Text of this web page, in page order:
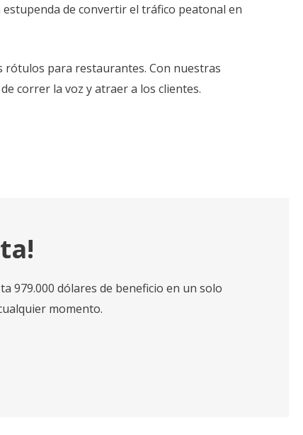
estupenda de convertir el tráfico peatonal en
rótulos para restaurantes. Con nuestras
correr la voz y atraer a los clientes.
979.000 dólares de beneficio en un solo
momento.